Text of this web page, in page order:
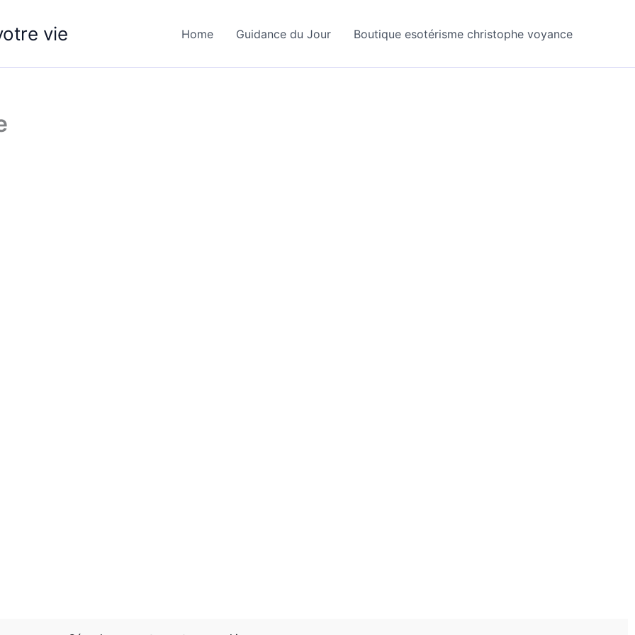
vie Home Guidance du Jour Boutique esotérisme christophe voyance